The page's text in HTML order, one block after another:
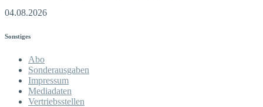
04.08.2026
Sonstiges
Abo
Sonderausgaben
Impressum
Mediadaten
Vertriebsstellen